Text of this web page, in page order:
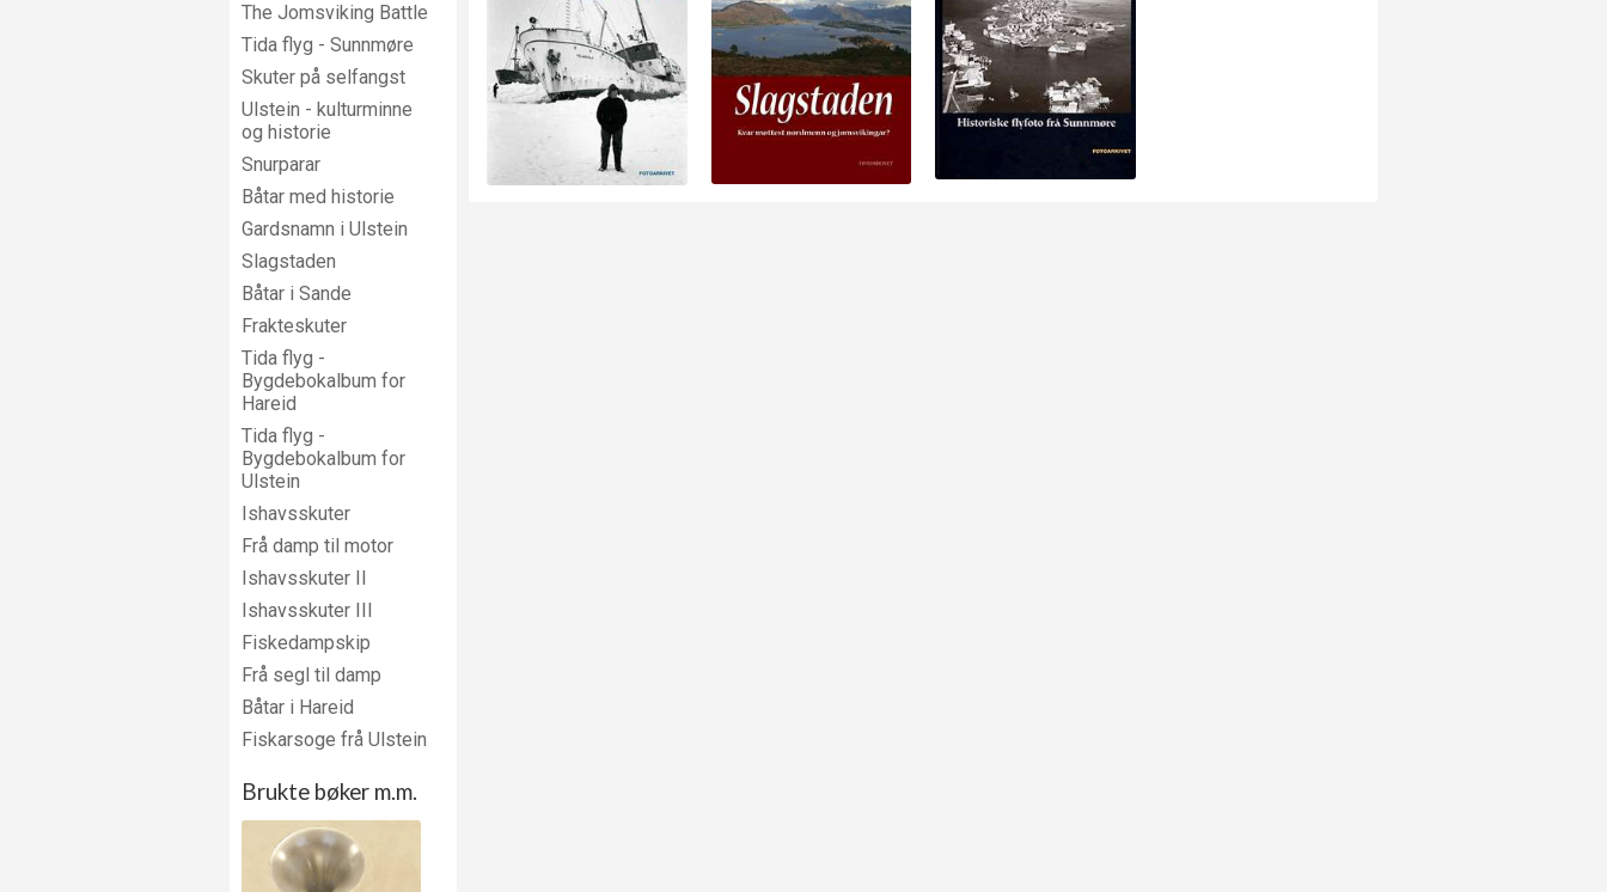
The Jomsviking Battle
Tida flyg - Sunnmøre
Skuter på selfangst
Ulstein - kulturminne
og historie
Snurparar
Båtar med historie
Gardsnamn i Ulstein
Slagstaden
Båtar i Sande
Frakteskuter
Tida flyg -
Bygdebokalbum for
Hareid
Tida flyg -
Bygdebokalbum for
Ulstein
Ishavsskuter
Frå damp til motor
Ishavsskuter II
Ishavsskuter III
Fiskedampskip
Frå segl til damp
Båtar i Hareid
Fiskarsoge frå Ulstein
Brukte bøker m.m.